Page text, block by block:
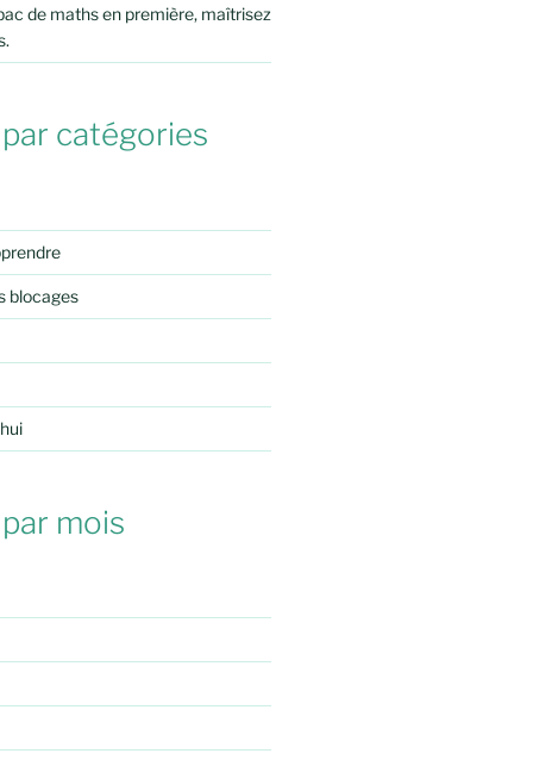
de maths en première, maîtrisez
catégories
blocages
mois